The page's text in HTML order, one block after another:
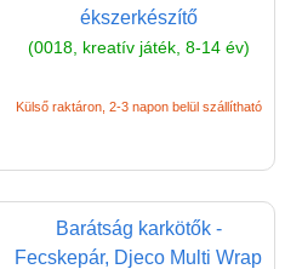
ékszerkészítő
(0018, kreatív játék, 8-14 év)
Külső raktáron, 2-3 napon belül szállítható
Barátság karkötők -
Fecskepár, Djeco Multi Wrap